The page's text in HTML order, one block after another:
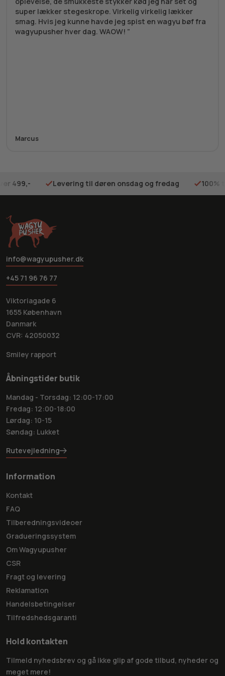
super lækker stegeskrope. Virkelig virkelig lækker
smag. Hvis jeg kunne havde jeg spist en wagyu bøf fra
wagyupusher hver dag. WAOW!
Marcus
499,- Levering til døren onsdag og fredag 100%
info@wagyupusher.dk
+45 71 96 76 77
Viktoriagade 6
1655 København
Danmark
CVR: 42050032
Smiley rapport
Åbningstider butik
Mandag - Torsdag: 12:00-17:00
Fredag: 12:00-18:00
Lørdag: 10-15
Søndag: Lukket
Rutevejledning
Information
Kontakt
FAQ
Tilberedningsvideoer
Gradueringssystem
Om Wagyupusher
CSR
Fragt og levering
Reklamation
Handelsbetingelser
Tilfredshedsgaranti
Hold kontakten
Tilmeld nyhedsbrev og gå ikke glip af gode tilbud, nyheder og
meget mere!